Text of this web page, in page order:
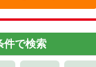
件で検索